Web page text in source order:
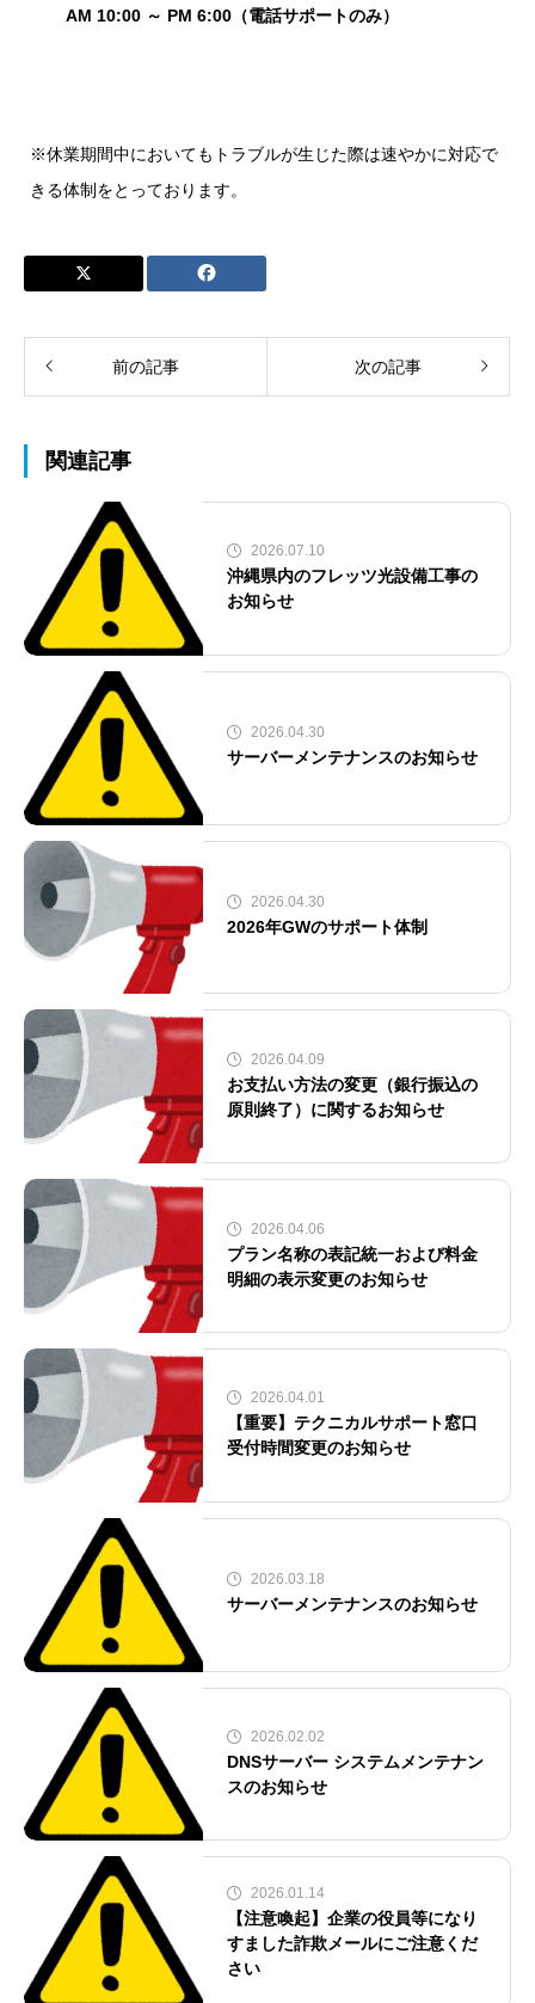
AM 10:00 ～ PM 6:00（電話サポートのみ）
※休業期間中においてもトラブルが生じた際は速やかに対応で
きる体制をとっております。
前の記事 次の記事
関連記事
2026.07.10
沖縄県内のフレッツ光設備工事の
お知らせ
2026.04.30
サーバーメンテナンスのお知らせ
2026.04.30
2026年GWのサポート体制
2026.04.09
お支払い方法の変更（銀行振込の
原則終了）に関するお知らせ
2026.04.06
プラン名称の表記統一および料金
明細の表示変更のお知らせ
2026.04.01
【重要】テクニカルサポート窓口
受付時間変更のお知らせ
2026.03.18
サーバーメンテナンスのお知らせ
2026.02.02
DNSサーバー システムメンテナン
スのお知らせ
2026.01.14
【注意喚起】企業の役員等になり
すました詐欺メールにご注意くだ
さい